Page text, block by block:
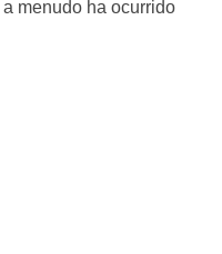
menudo ha ocurrido